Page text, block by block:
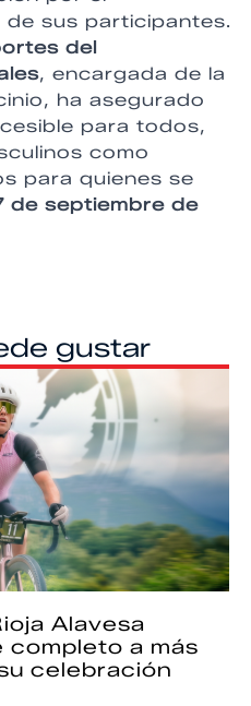
sus participantes.
del
, encargada de la
ha asegurado
para todos,
como
para quienes se
de septiembre de
gustar
Alavesa
completo a más
celebración